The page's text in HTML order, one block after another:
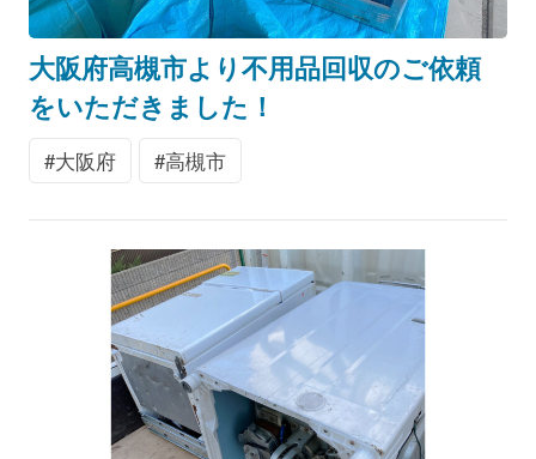
大阪府高槻市より不用品回収のご依頼
をいただきました！
大阪府 高槻市